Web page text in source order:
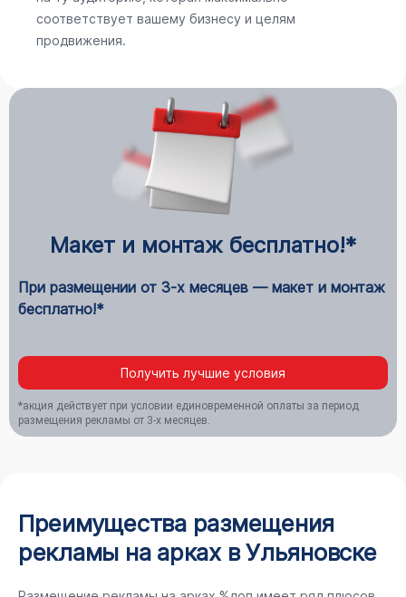
соответствует вашему бизнесу и целям
продвижения.
Макет и монтаж бесплатно!*
При размещении от 3-х месяцев — макет и монтаж
бесплатно!*
Получить лучшие условия
*акция действует при условии единовременной оплаты за период
размещения рекламы от 3-х месяцев.
Преимущества размещения
рекламы на арках в Ульяновске